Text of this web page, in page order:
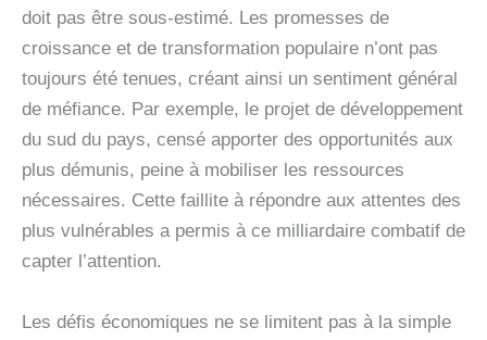
doit pas être sous-estimé. Les promesses de
croissance et de transformation populaire n’ont pas
toujours été tenues, créant ainsi un sentiment général
de méfiance. Par exemple, le projet de développement
du sud du pays, censé apporter des opportunités aux
plus démunis, peine à mobiliser les ressources
nécessaires. Cette faillite à répondre aux attentes des
plus vulnérables a permis à ce milliardaire combatif de
capter l’attention.
Les défis économiques ne se limitent pas à la simple